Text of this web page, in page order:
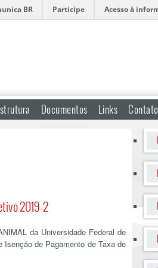
BR Participe Acesso à
Documentos Links Contato
2019-2
da Universidade Federal de
de Pagamento de Taxa de